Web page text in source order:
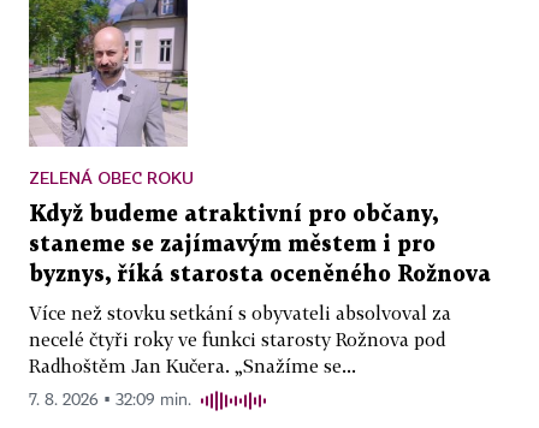
ZELENÁ OBEC ROKU
Když budeme atraktivní pro občany,
staneme se zajímavým městem i pro
byznys, říká starosta oceněného Rožnova
Více než stovku setkání s obyvateli absolvoval za
necelé čtyři roky ve funkci starosty Rožnova pod
Radhoštěm Jan Kučera. „Snažíme se...
7. 8. 2026 ▪ 32:09 min.